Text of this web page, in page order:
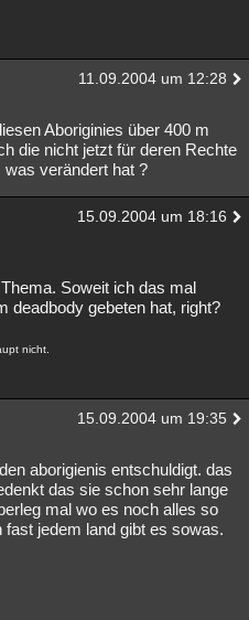
11.09.2004 um 12:28
Aboriginies über 400 m
die nicht jetzt für deren Rechte
verändert hat ?
15.09.2004 um 18:16
Soweit ich das mal
deadbody gebeten hat, right?
nicht.
15.09.2004 um 19:35
aborigienis entschuldigt. das
das sie schon sehr lange
mal wo es noch alles so
jedem land gibt es sowas.